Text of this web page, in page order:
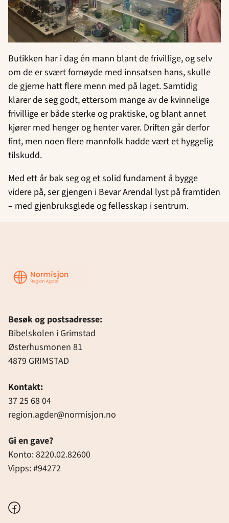
Butikken har i dag én mann blant de frivillige, og selv
om de er svært fornøyde med innsatsen hans, skulle
de gjerne hatt flere menn med på laget. Samtidig
klarer de seg godt, ettersom mange av de kvinnelige
frivillige er både sterke og praktiske, og blant annet
kjører med henger og henter varer. Driften går derfor
fint, men noen flere mannfolk hadde vært et hyggelig
tilskudd.
Med ett år bak seg og et solid fundament å bygge
videre på, ser gjengen i Bevar Arendal lyst på framtiden
– med gjenbruksglede og fellesskap i sentrum.
Region
Agder
Besøk og postsadresse:
Bibelskolen i Grimstad
Østerhusmonen 81
4879 GRIMSTAD
Kontakt:
37 25 68 04
region.agder@normisjon.no
Gi en gave?
Konto: 8220.02.82600
Vipps: #94272
Facebook